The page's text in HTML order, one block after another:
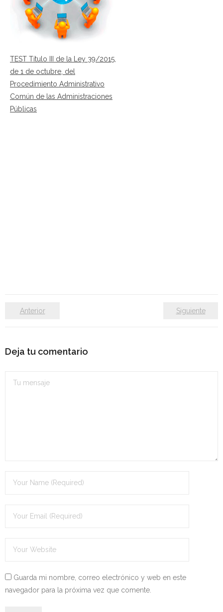
TEST Título III de la Ley 39/2015,
de 1 de octubre, del
Procedimiento Administrativo
Común de las Administraciones
Públicas
Anterior Siguiente
Deja tu comentario
Guarda mi nombre, correo electrónico y web en este
navegador para la próxima vez que comente.